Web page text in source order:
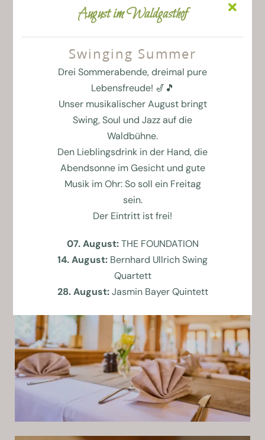
GUTSCHEINE
KALENDER
FEIERLICHKEITEN
August im Waldgasthof
Swinging Summer
Drei Sommerabende, dreimal pure
Lebensfreude! 🎷🎵
Unser musikalischer August bringt
Swing, Soul und Jazz auf die
Waldbühne.
Den Lieblingsdrink in der Hand, die
Abendsonne im Gesicht und gute
Musik im Ohr: So soll ein Freitag
sein.
Der Eintritt ist frei!
07. August:THE FOUNDATION
14. August: Bernhard Ullrich Swing
Quartett
28. August:Jasmin Bayer Quintett
ab 18 Uhr
Sommerfrische auf
dem Teller
Wenn die Temperaturen steigen,
bringt unsere Salatwoche
wohltuende Frische auf den Teller